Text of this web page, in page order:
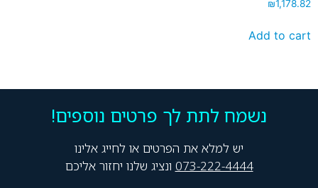
₪1,178.82
Add to cart
נשמח לתת לך פרטים נוספים!
יש למלא את הפרטים או לחייג אלינו
073-222-4444 ונציג שלנו יחזור אליכם